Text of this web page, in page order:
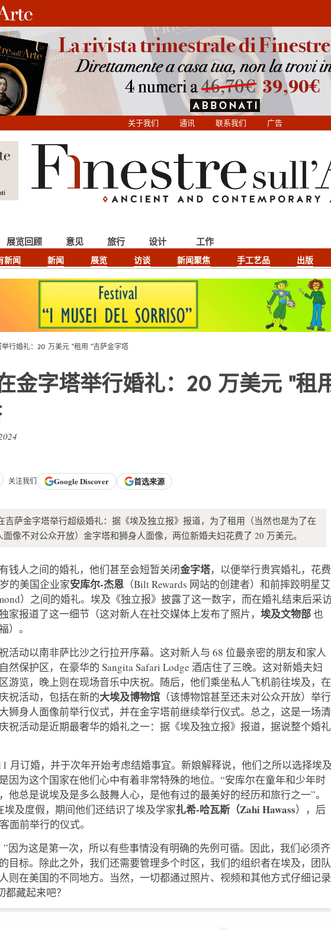
关于我们 通讯 联系我们 广告
新闻 新闻 展览 访谈 新闻聚焦 手工艺品 出版
展览回顾 意见 旅行 设计 工作
行婚礼：20 万美元 "租用 "吉萨金字塔
金字塔举行婚礼：20 万美元 "租
关注我们 GoogleDiscover 首选来源
吉萨金字塔举行超级婚礼：据《埃及独立报》报道，为了租用（当然也是为了在
像不对公众开放）金字塔和狮身人面像，两位新婚夫妇花费了 20 万美元。
钱人之间的婚礼，他们甚至会短暂关闭金字塔，以便举行贵宾婚礼，花费
的美国企业家安库尔-杰恩 （Bilt Rewards 网站的创建者）和前摔跤明星艾
）之间的婚礼。埃及《独立报》披露了这一数字，而在婚礼结束后采
家报道了这一细节（这对新人在社交媒体上发布了照片， 埃及文物部也
）。
活动以南非萨比沙之行拉开序幕。这对新人与 68 位最亲密的朋友和家人
然保护区，在豪华的 Sangita Safari Lodge 酒店住了三晚。这对新婚夫妇
游览，晚上则在现场音乐中庆祝。随后，他们乘坐私人飞机前往埃及，在
祝活动，包括在新的大埃及博物馆 （该博物馆甚至还未对公众开放）举行
狮身人面像前举行仪式，并在金字塔前继续举行仪式。总之，这是一场清
祝活动是近期最奢华的婚礼之一：据《埃及独立报》报道，据说整个婚礼
月订婚，并于次年开始考虑结婚事宜。新娘解释说，他们之所以选择埃及
因为这个国家在他们心中有着非常特殊的地位。“安库尔在童年和少年时
他总是说埃及是多么鼓舞人心，是他有过的最美好的经历和旅行之一”。
埃及度假，期间他们还结识了埃及学家扎希-哈瓦斯（Zahi Hawass），后
面前举行的仪式。
因为这是第一次，所以有些事情没有明确的先例可循。因此，我们必须齐
目标。除此之外，我们还需要管理多个时区，我们的组织者在埃及，团队
则在美国的不同地方。当然，一切都通过照片、视频和其他方式仔细记录
藏起来吧？